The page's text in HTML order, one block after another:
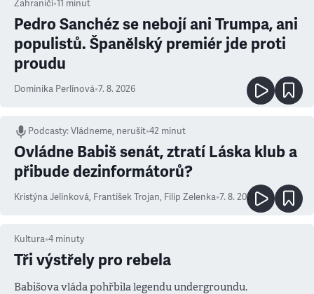
Zahraničí•11 minut
Pedro Sanchéz se nebojí ani Trumpa, ani
populistů. Španělský premiér jde proti
proudu
Dominika Perlínová•7. 8. 2026
Podcasty:Vládneme, nerušit•42 minut
Ovládne Babiš senát, ztratí Láska klub a
přibude dezinformátorů?
Kristýna Jelínková, František Trojan, Filip Zelenka•7. 8. 2026
Kultura•4 minuty
Tři výstřely pro rebela
Babišova vláda pohřbila legendu undergroundu.